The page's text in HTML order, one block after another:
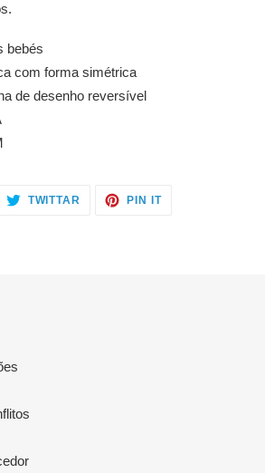
bebés
com forma simétrica
de desenho reversível
TWITTAR TWITTARPIN ITADICIONE